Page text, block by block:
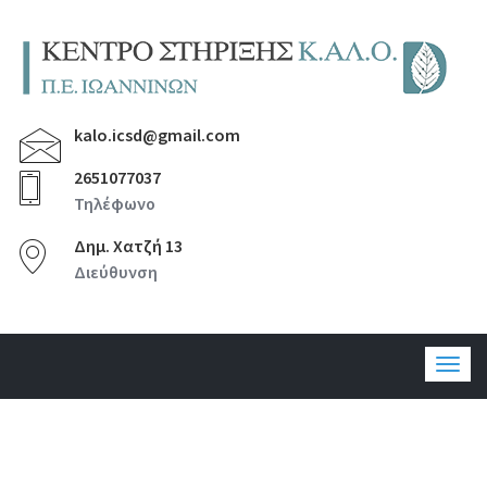
kalo.icsd@gmail.com
2651077037
Τηλέφωνο
Δημ. Χατζή 13
Διεύθυνση